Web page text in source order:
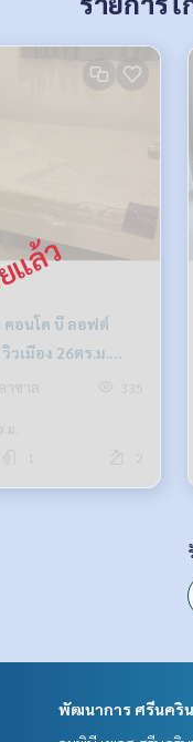
วเมือง 26ตร.ม.
น 064-959-8900
าซาล 335
.
พัฒนาการ ศรีนคริ